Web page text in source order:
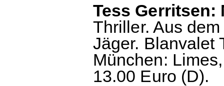
Tess Gerritsen:
Thriller. Aus
Jäger. Blanvalet
München:
13.00 Euro (D).